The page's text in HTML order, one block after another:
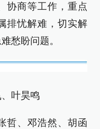
协商等工作，重点
排忧解难，切实解
愁盼问题。
叶昊鸣
哲、邓浩然、胡函